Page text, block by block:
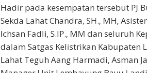
Hadir pada kesempatan tersebut PJ
Sekda Lahat Chandra, SH., MH,
Ichsan Fadli, S.IP., MM dan seluruh
dalam Satgas Kelistrikan Kabupaten
Lahat Teguh Aang Harmadi, Asman